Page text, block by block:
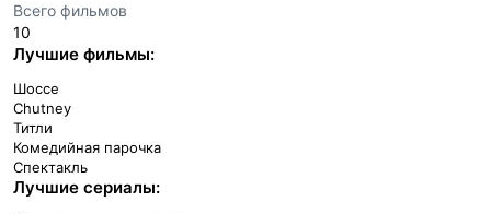
Всего фильмов
10
Лучшие фильмы:
Шоссе
Chutney
Титли
Комедийная парочка
Спектакль
Лучшие сериалы: